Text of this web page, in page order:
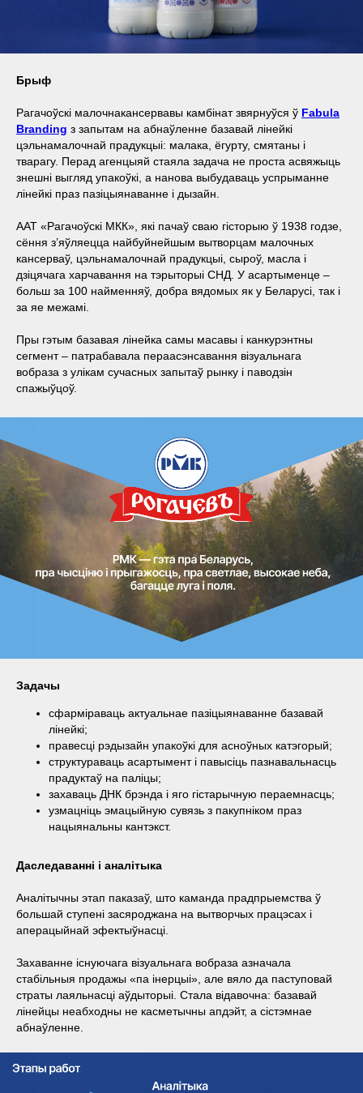
Брыф
Рагачоўскі малочнакансервавы камбінат звярнуўся ў Fabula
Branding з запытам на абнаўленне базавай лінейкі
цэльнамалочнай прадукцыі: малака, ёгурту, смятаны і
тварагу. Перад агенцыяй стаяла задача не проста асвяжыць
знешні выгляд упакоўкі, а нанова выбудаваць успрыманне
лінейкі праз пазіцыянаванне і дызайн.
ААТ «Рагачоўскі МКК», які пачаў сваю гісторыю ў 1938 годзе,
сёння з’яўляецца найбуйнейшым вытворцам малочных
кансерваў, цэльнамалочнай прадукцыі, сыроў, масла і
дзіцячага харчавання на тэрыторыі СНД. У асартыменце –
больш за 100 найменняў, добра вядомых як у Беларусі, так і
за яе межамі.
Пры гэтым базавая лінейка самы масавы і канкурэнтны
сегмент – патрабавала пераасэнсавання візуальнага
вобраза з улікам сучасных запытаў рынку і паводзін
спажыўцоў.
Задачы
сфарміраваць актуальнае пазіцыянаванне базавай
лінейкі;
правесці рэдызайн упакоўкі для асноўных катэгорый;
структураваць асартымент і павысіць пазнавальнасць
прадуктаў на паліцы;
захаваць ДНК брэнда і яго гістарычную пераемнасць;
узмацніць эмацыйную сувязь з пакупніком праз
нацыянальны кантэкст.
Даследаванні і аналітыка
Аналітычны этап паказаў, што каманда прадпрыемства ў
большай ступені засяроджана на вытворчых працэсах і
аперацыйнай эфектыўнасці.
Захаванне існуючага візуальнага вобраза азначала
стабільныя продажы «па інерцыі», але вяло да паступовай
страты лаяльнасці аўдыторыі. Стала відавочна: базавай
лінейцы неабходны не касметычны апдэйт, а сістэмнае
абнаўленне.